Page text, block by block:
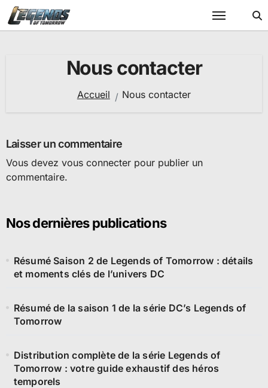
Passer
au
contenu
Nous contacter
Accueil Nous contacter
Laisser un commentaire
Vous devez vous connecterpour publier un
commentaire.
Nos dernières publications
Résumé Saison 2 de Legends of Tomorrow : détails
et moments clés de l’univers DC
Résumé de la saison 1 de la série DC’s Legends of
Tomorrow
Distribution complète de la série Legends of
Tomorrow : votre guide exhaustif des héros
temporels